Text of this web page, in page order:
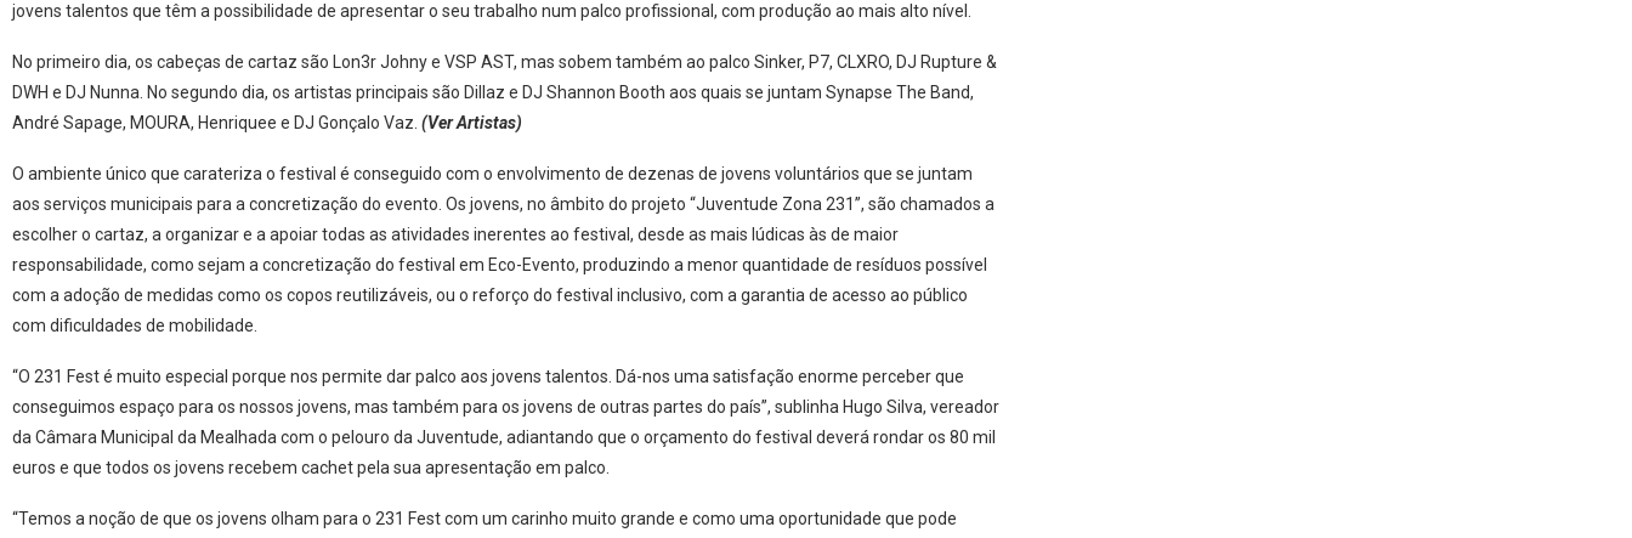
jovens talentos que têm a possibilidade de apresentar o seu trabalho num palco profissional, com produção ao mais alto nível.
No primeiro dia, os cabeças de cartaz são Lon3r Johny e VSP AST, mas sobem também ao palco Sinker, P7, CLXRO, DJ Rupture &
DWH e DJ Nunna. No segundo dia, os artistas principais são Dillaz e DJ Shannon Booth aos quais se juntam Synapse The Band,
André Sapage, MOURA, Henriquee e DJ Gonçalo Vaz. (Ver Artistas)
O ambiente único que carateriza o festival é conseguido com o envolvimento de dezenas de jovens voluntários que se juntam
aos serviços municipais para a concretização do evento. Os jovens, no âmbito do projeto “Juventude Zona 231”, são chamados a
escolher o cartaz, a organizar e a apoiar todas as atividades inerentes ao festival, desde as mais lúdicas às de maior
responsabilidade, como sejam a concretização do festival em Eco-Evento, produzindo a menor quantidade de resíduos possível
com a adoção de medidas como os copos reutilizáveis, ou o reforço do festival inclusivo, com a garantia de acesso ao público
com dificuldades de mobilidade.
“O 231 Fest é muito especial porque nos permite dar palco aos jovens talentos. Dá-nos uma satisfação enorme perceber que
conseguimos espaço para os nossos jovens, mas também para os jovens de outras partes do país”, sublinha Hugo Silva, vereador
da Câmara Municipal da Mealhada com o pelouro da Juventude, adiantando que o orçamento do festival deverá rondar os 80 mil
euros e que todos os jovens recebem cachet pela sua apresentação em palco.
“Temos a noção de que os jovens olham para o 231 Fest com um carinho muito grande e como uma oportunidade que pode